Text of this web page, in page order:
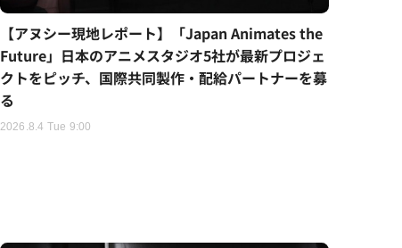
【アヌシー現地レポート】「Japan Animates the
Future」日本のアニメスタジオ5社が最新プロジェ
クトをピッチ、国際共同製作・配給パートナーを募
る
2026.8.4 Tue 9:00